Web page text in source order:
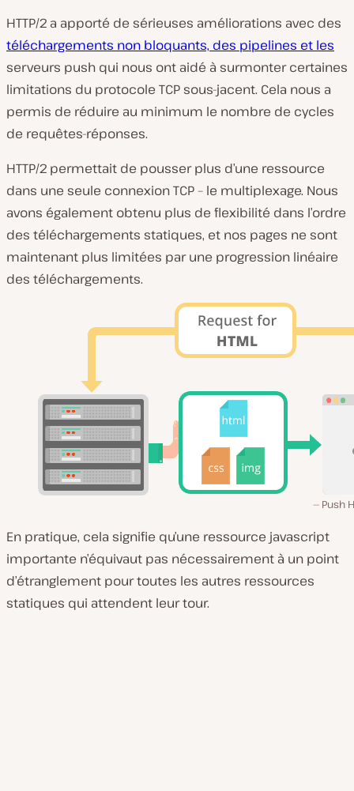
HTTP/2 a apporté de sérieuses améliorations avec des
téléchargements non bloquants, des pipelines et les
serveurs push qui nous ont aidé à surmonter certaines
limitations du protocole TCP sous-jacent. Cela nous a
permis de réduire au minimum le nombre de cycles
de requêtes-réponses.
HTTP/2 permettait de pousser plus d’une ressource
dans une seule connexion TCP – le multiplexage. Nous
avons également obtenu plus de flexibilité dans l’ordre
des téléchargements statiques, et nos pages ne sont
maintenant plus limitées par une progression linéaire
des téléchargements.
Push
En pratique, cela signifie qu’une ressource javascript
importante n’équivaut pas nécessairement à un point
d’étranglement pour toutes les autres ressources
statiques qui attendent leur tour.